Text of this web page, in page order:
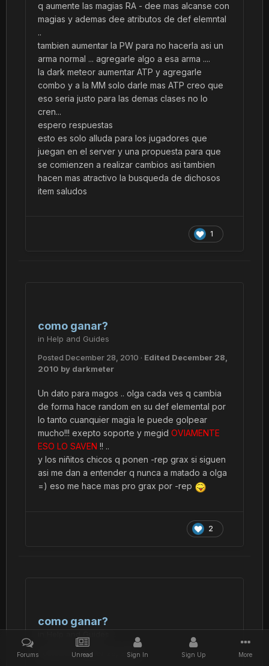
q aumente las magias RA - dee mas alcanse con
magias y ademas dee atributos de def elemntal
..
tambien aumentar la PW para no hacerla asi un
arma normal ... agregarle algo a esa arma ....
la dark meteor aumentar ATP y agregarle
combo y a la MM solo darle mas ATP creo que
eso seria justo para las demas clases no lo
cren...
espero respuestas
esto es solo alluda para los jugadores que
juegan en el server y una propuesta para que
se comienzen a realizar cambios asi tambien
hacen mas atractivo la busqueda de dichosos
item saludos
1
como ganar?
in Help and Guides
Posted December 28, 2010 · Edited December 28,
2010 by darkmeter
Un dato para magos .. olga cada ves q cambia
de forma hace random en su def elemental por
lo tanto cuanquier magia le puede golpear
mucho!!! exepto soporte y megid OVIAMENTE
ESO LO SAVEN !! ..
y los niñitos chicos q ponen -rep grax si siguen
asi me dan a entender q nunca a matado a olga
=) eso me hace mas pro grax por -rep
2
como ganar?
Posted
December 28, 2010
Forums Unread Sign In Sign Up More